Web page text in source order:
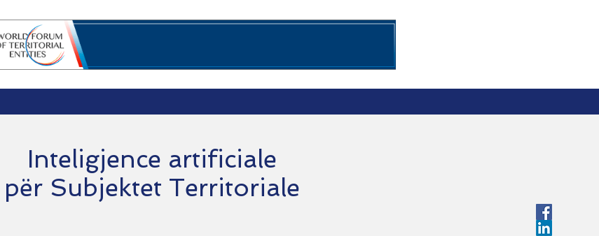
Hapësirat e Iniciativës Mjetet e Iniciativës Programi i OKB-së për Territoret
Inteligjence artificiale
për Subjektet Territoriale